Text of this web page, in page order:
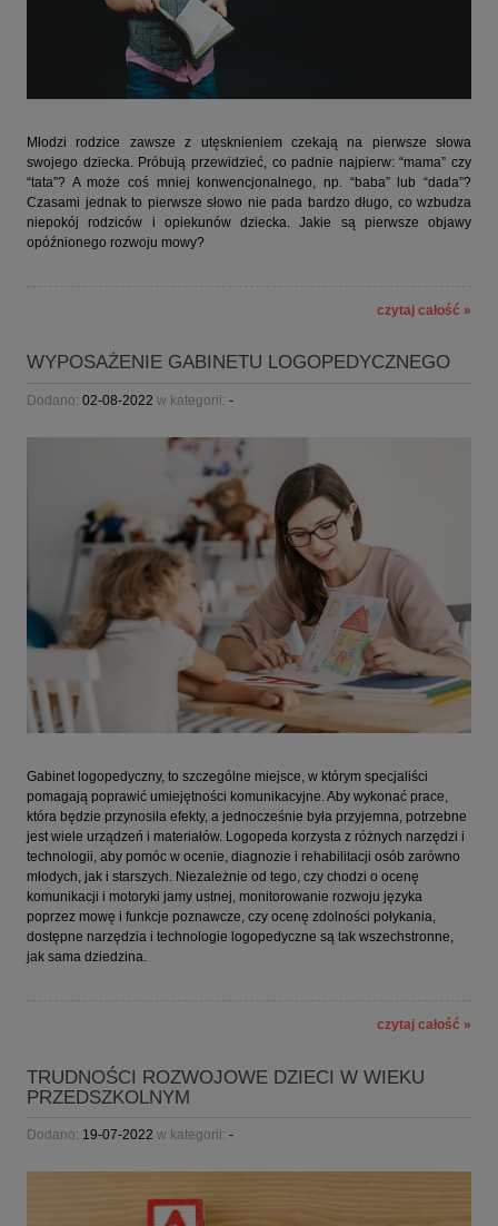
Młodzi rodzice zawsze z utęsknieniem czekają na pierwsze słowa
swojego dziecka. Próbują przewidzieć, co padnie najpierw: “mama” czy
“tata”? A może coś mniej konwencjonalnego, np. “baba” lub “dada”?
Czasami jednak to pierwsze słowo nie pada bardzo długo, co wzbudza
niepokój rodziców i opiekunów dziecka. Jakie są pierwsze objawy
opóźnionego rozwoju mowy?
czytaj całość »
WYPOSAŻENIE GABINETU LOGOPEDYCZNEGO
Dodano: 02-08-2022 w kategorii: -
Gabinet logopedyczny, to szczególne miejsce, w którym specjaliści
pomagają poprawić umiejętności komunikacyjne. Aby wykonać prace,
która będzie przynosiła efekty, a jednocześnie była przyjemna, potrzebne
jest wiele urządzeń i materiałów. Logopeda korzysta z różnych narzędzi i
technologii, aby pomóc w ocenie, diagnozie i rehabilitacji osób zarówno
młodych, jak i starszych. Niezależnie od tego, czy chodzi o ocenę
komunikacji i motoryki jamy ustnej, monitorowanie rozwoju języka
poprzez mowę i funkcje poznawcze, czy ocenę zdolności połykania,
dostępne narzędzia i technologie logopedyczne są tak wszechstronne,
jak sama dziedzina.
czytaj całość »
TRUDNOŚCI ROZWOJOWE DZIECI W WIEKU
PRZEDSZKOLNYM
Dodano: 19-07-2022 w kategorii: -